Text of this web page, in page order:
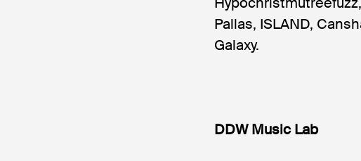
Pallas, ISLAND,
Galaxy.
DDW Music Lab